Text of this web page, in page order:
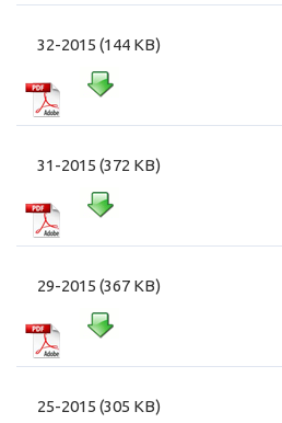
32-2015 (144 KB)
31-2015 (372 KB)
29-2015 (367 KB)
25-2015 (305 KB)